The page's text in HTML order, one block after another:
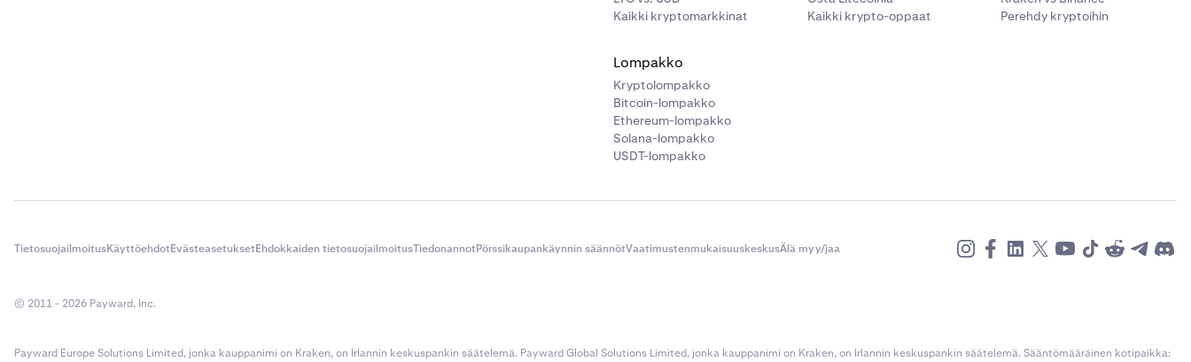
Kaikki kryptomarkkinat
Kaikki krypto-oppaat
Perehdy kryptoihin
Lompakko
Kryptolompakko
Bitcoin-lompakko
Ethereum-lompakko
Solana-lompakko
USDT-lompakko
TietosuojailmoitusKäyttöehdotEvästeasetuksetEhdokkaiden tietosuojailmoitusTiedonannotPörssikaupankäynnin säännötVaatimustenmukaisuuskeskusÄlä myy/jaa
© 2011 - 2026 Payward, Inc.
Payward Europe Solutions Limited, jonka kauppanimi on Kraken, on Irlannin keskuspankin säätelemä. Payward Global Solutions Limited, jonka kauppanimi on Kraken, on Irlannin keskuspankin säätelemä. Sääntömääräinen kotipaikka: